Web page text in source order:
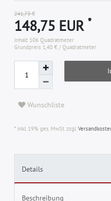
241,73 €
148,75 EUR*
Inhalt 106Quadratmeter
Grundpreis 1,40 € / Quadratmeter
Wunschliste
* inkl. 19% ges. MwSt. zzgl.
Details
Beschreibung